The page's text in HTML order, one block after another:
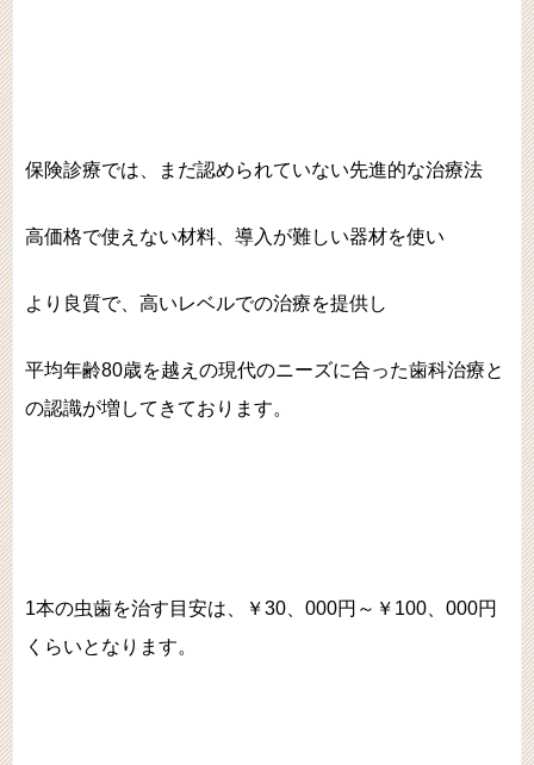
保険診療では、まだ認められていない先進的な治療法
高価格で使えない材料、導入が難しい器材を使い
より良質で、高いレベルでの治療を提供し
平均年齢80歳を越えの現代のニーズに合った歯科治療と
の認識が増してきております。
1本の虫歯を治す目安は、￥30、000円～￥100、000円
くらいとなります。